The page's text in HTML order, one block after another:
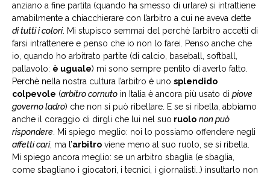
anziano a fine partita (quando ha smesso di urlare) si intrattiene
amabilmente a chiacchierare con l’arbitro a cui ne aveva dette
di tutti i colori. Mi stupisco semmai del perchè l’arbitro accetti di
farsi intrattenere e penso che io non lo farei. Penso anche che
io, quando ho arbitrato partite (di calcio, baseball, softball,
pallavolo: è uguale) mi sono sempre pentito di averlo fatto.
Perchè nella nostra cultura l’arbitro è uno splendido
colpevole (arbitro cornuto in Italia è ancora più usato di piove
governo ladro) che non si può ribellare. E se si ribella, abbiamo
anche il coraggio di dirgli che lui nel suo ruolo non può
rispondere. Mi spiego meglio: noi lo possiamo offendere negli
affetti cari, ma l’arbitro viene meno al suo ruolo, se si ribella.
Mi spiego ancora meglio: se un arbitro sbaglia (e sbaglia,
come sbagliano i giocatori, i tecnici, i giornalisti…) insultarlo non